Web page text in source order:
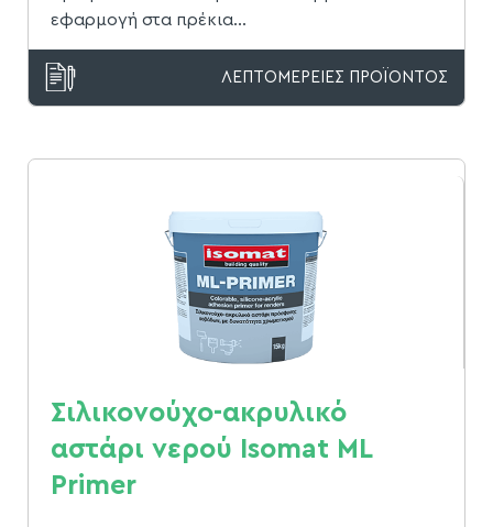
εφαρμογή στα πρέκια...
ΛΕΠΤΟΜΕΡΕΙΕΣ ΠΡΟΪΟΝΤΟΣ
Σιλικονούχο-ακρυλικό
αστάρι νερού Isomat ML
Primer